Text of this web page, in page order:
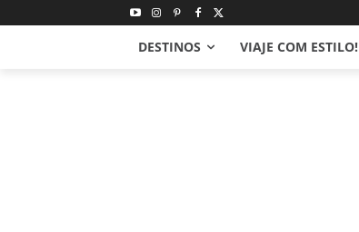
DESTINOS VIAJE COM ESTILO!